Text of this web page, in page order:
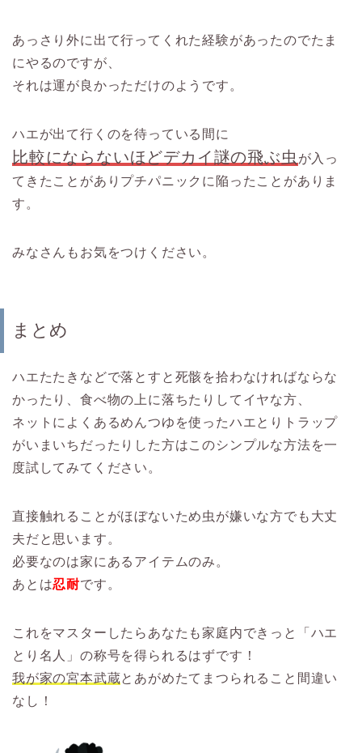
あっさり外に出て行ってくれた経験があったのでたま
にやるのですが、
それは運が良かっただけのようです。
ハエが出て行くのを待っている間に
比較にならないほどデカイ謎の飛ぶ虫 が入っ
てきたことがありプチパニックに陥ったことがありま
す。
みなさんもお気をつけください。
まとめ
ハエたたきなどで落とすと死骸を拾わなければならな
かったり、食べ物の上に落ちたりしてイヤな方、
ネットによくあるめんつゆを使ったハエとりトラップ
がいまいちだったりした方はこのシンプルな方法を一
度試してみてください。
直接触れることがほぼないため虫が嫌いな方でも大丈
夫だと思います。
必要なのは家にあるアイテムのみ。
あとは忍耐です。
これをマスターしたらあなたも家庭内できっと「ハエ
とり名人」の称号を得られるはずです！
我が家の宮本武蔵とあがめたてまつられること間違い
なし！